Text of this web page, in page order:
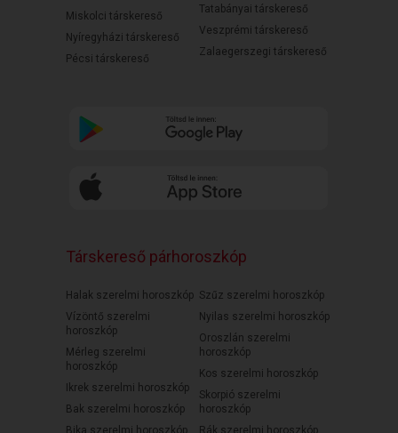
Miskolci társkereső
Nyíregyházi társkereső
Pécsi társkereső
Tatabányai társkereső
Veszprémi társkereső
Zalaegerszegi társkereső
Társkereső párhoroszkóp
Halak szerelmi horoszkóp
Vízöntő szerelmi
horoszkóp
Mérleg szerelmi
horoszkóp
Ikrek szerelmi horoszkóp
Bak szerelmi horoszkóp
Bika szerelmi horoszkóp
Szűz szerelmi horoszkóp
Nyilas szerelmi horoszkóp
Oroszlán szerelmi
horoszkóp
Kos szerelmi horoszkóp
Skorpió szerelmi
horoszkóp
Rák szerelmi horoszkóp